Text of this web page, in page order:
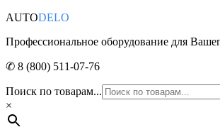
AUTODELO
Профессиональное оборудование для
✆ 8 (800) 511-07-76
Поиск по товарам...
×